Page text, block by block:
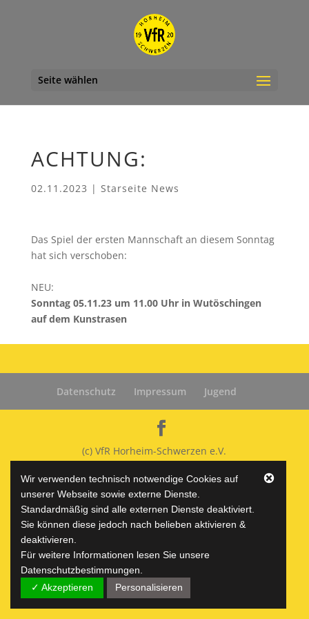
Seite wählen
ACHTUNG:
02.11.2023 | Starseite News
Das Spiel der ersten Mannschaft an diesem Sonntag
hat sich verschoben:
NEU:
Sonntag 05.11.23 um 11.00 Uhr in Wutöschingen
auf dem Kunstrasen
Datenschutz Impressum Jugend
(c) VfR Horheim-Schwerzen e.V.
Wir verwenden technisch notwendige Cookies auf
unserer Webseite sowie externe Dienste.
Standardmäßig sind alle externen Dienste deaktiviert.
Sie können diese jedoch nach belieben aktivieren &
deaktivieren.
Für weitere Informationen lesen Sie unsere
Datenschutzbestimmungen.
✓ Akzeptieren
Personalisieren